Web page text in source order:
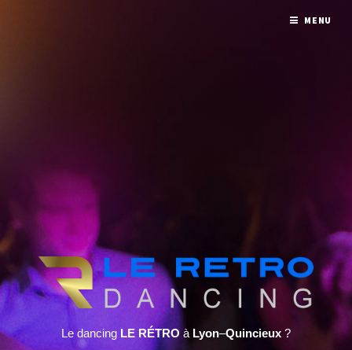
Le dancing LE RÉTRO à Lyon–Quincieux ?
MENU